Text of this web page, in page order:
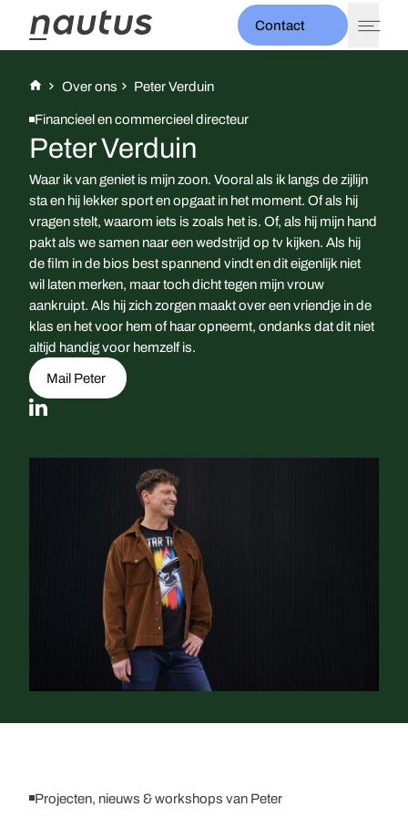
Thema's
Projecten
Over ons
Nieuws
Evenementen
Contact
Over ons Peter Verduin
Financieel en commercieel directeur
Peter Verduin
Waar ik van geniet is mijn zoon. Vooral als ik langs de zijlijn
sta en hij lekker sport en opgaat in het moment. Of als hij
vragen stelt, waarom iets is zoals het is. Of, als hij mijn hand
pakt als we samen naar een wedstrijd op tv kijken. Als hij
de film in de bios best spannend vindt en dit eigenlijk niet
wil laten merken, maar toch dicht tegen mijn vrouw
aankruipt. Als hij zich zorgen maakt over een vriendje in de
klas en het voor hem of haar opneemt, ondanks dat dit niet
altijd handig voor hemzelf is.
Mail Peter
LinkedIn
Projecten, nieuws & workshops van Peter